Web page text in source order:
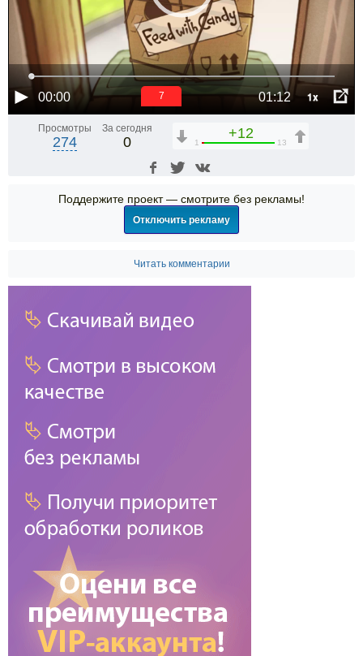
00:00 01:12 1x
6
Просмотры
274
За сегодня
0
+12
1 13
Поддержите проект — смотрите без рекламы!
Отключить рекламу
Читать комментарии